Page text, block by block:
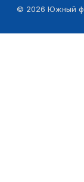
© 2026 Южный